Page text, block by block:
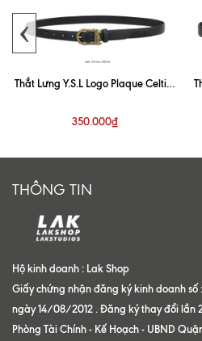
Thắt Lưng Y.S.L Logo Plaque Celtic-
350.000₫
‹
THÔNG TIN
Hộ kinh doanh : Lak Shop
Giấy chứng nhận đăng ký kinh doanh số
ngày 14/08/2012 . Đăng ký thay đổi lần
Phòng Tài Chính - Kế Hoạch - UBND